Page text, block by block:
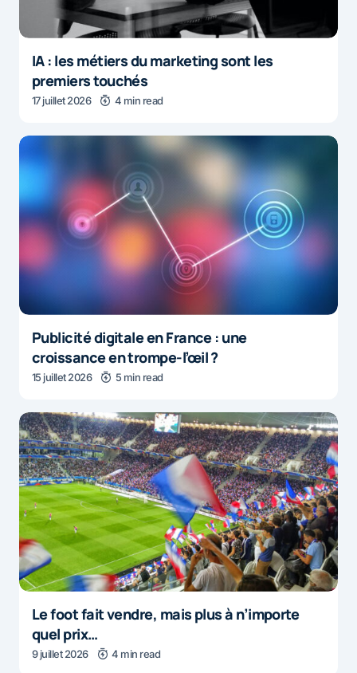
IA : les métiers du marketing sont les
premiers touchés
17 juillet 2026 4 min read
Publicité digitale en France : une
croissance en trompe-l’œil ?
15 juillet 2026 5 min read
Le foot fait vendre, mais plus à n’importe
quel prix…
9 juillet 2026 4 min read